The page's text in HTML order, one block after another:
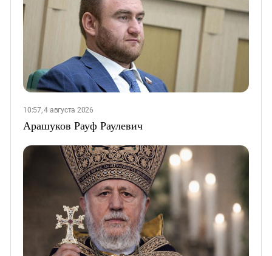
10:57, 4 августа 2026
Арашуков Рауф Раулевич